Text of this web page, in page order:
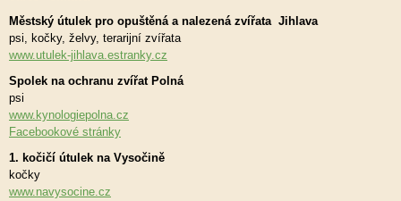
Městský útulek pro opuštěná a nalezená zvířata Jihlava
psi, kočky, želvy, terarijní zvířata
www.utulek-jihlava.estranky.cz
Spolek na ochranu zvířat Polná
psi
www.kynologiepolna.cz
Facebookové stránky
1. kočičí útulek na Vysočině
kočky
www.navysocine.cz